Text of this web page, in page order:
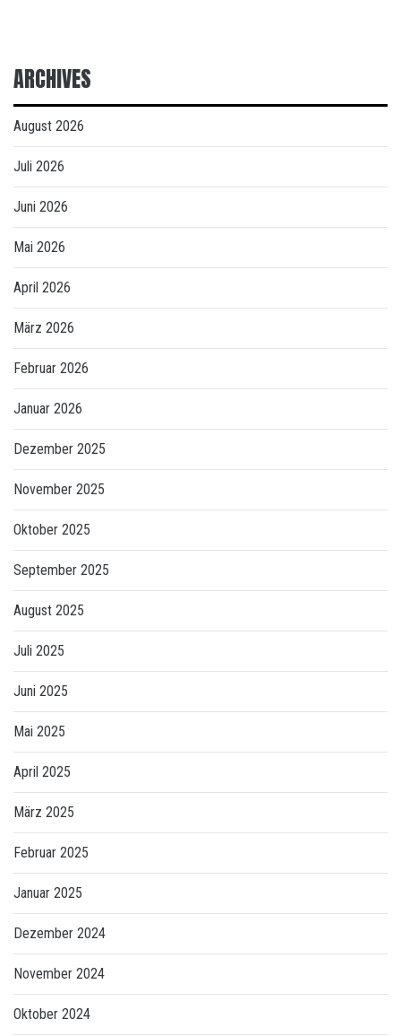
ARCHIVES
August 2026
Juli 2026
Juni 2026
Mai 2026
April 2026
März 2026
Februar 2026
Januar 2026
Dezember 2025
November 2025
Oktober 2025
September 2025
August 2025
Juli 2025
Juni 2025
Mai 2025
April 2025
März 2025
Februar 2025
Januar 2025
Dezember 2024
November 2024
Oktober 2024